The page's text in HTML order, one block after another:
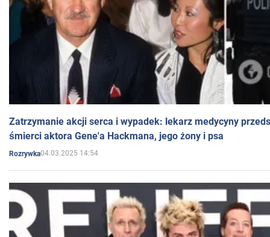
Zatrzymanie akcji serca i wypadek: lekarz medycyny
śmierci aktora Gene'a Hackmana, jego żony i psa
Rozrywka04.03.2025 14:54